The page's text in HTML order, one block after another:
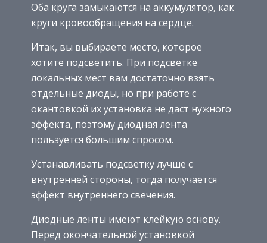
Оба круга замыкаются на аккумулятор, как
круги кровообращения на сердце.
Итак, вы выбираете место, которое
хотите подсветить. При подсветке
локальных мест вам достаточно взять
отдельные диоды, но при работе с
окантовкой их установка не даст нужного
эффекта, поэтому диодная лента
пользуется большим спросом.
Устанавливать подсветку лучше с
внутренней стороны, тогда получается
эффект внутреннего свечения.
Диодные ленты имеют клейкую основу.
Перед окончательной установкой